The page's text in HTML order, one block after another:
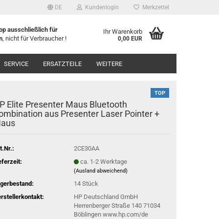
DE Kundenlogin Merkzettel
ausschließlich für
, nicht für Verbraucher !
Ihr Warenkorb
0,00 EUR
SERVICE ERSATZTEILE WEITERE
TOP
Elite Presenter Maus Bluetooth
aus Presenter Laser Pointer +
2CE30AA
ca. 1-2 Werktage
(Ausland abweichend)
14 Stück
HP Deutschland GmbH
Herrenberger Straße 140 71034
Böblingen www.hp.com/de